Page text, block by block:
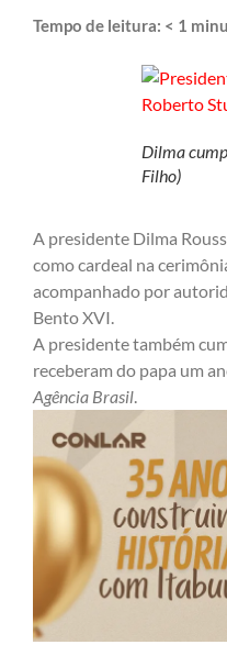
Tempo de leitura: < 1
Dilma
Filho)
A presidente Dilma
como cardeal na
acompanhado por
Bento XVI.
A presidente também
receberam do papa um
Agência Brasil